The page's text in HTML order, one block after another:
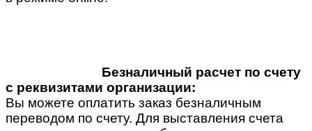
Безналичный расчет по счету
с реквизитами организации:
Вы можете оплатить заказ безналичным
переводом по счету. Для выставления счета